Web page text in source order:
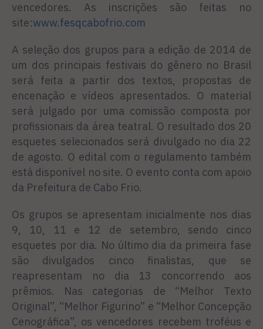
vencedores. As inscrições são feitas no
site:www.fesqcabofrio.com
A seleção dos grupos para a edição de 2014 de
um dos principais festivais do gênero no Brasil
será feita a partir dos textos, propostas de
encenação e vídeos apresentados. O material
será julgado por uma comissão composta por
profissionais da área teatral. O resultado dos 20
esquetes selecionados será divulgado no dia 22
de agosto. O edital com o regulamento também
está disponível no site. O evento conta com apoio
da Prefeitura de Cabo Frio.
Os grupos se apresentam inicialmente nos dias
9, 10, 11 e 12 de setembro, sendo cinco
esquetes por dia. No último dia da primeira fase
são divulgados cinco finalistas, que se
reapresentam no dia 13 concorrendo aos
prêmios. Nas categorias de “Melhor Texto
Original”, “Melhor Figurino” e “Melhor Concepção
Cenográfica”, os vencedores recebem troféus e